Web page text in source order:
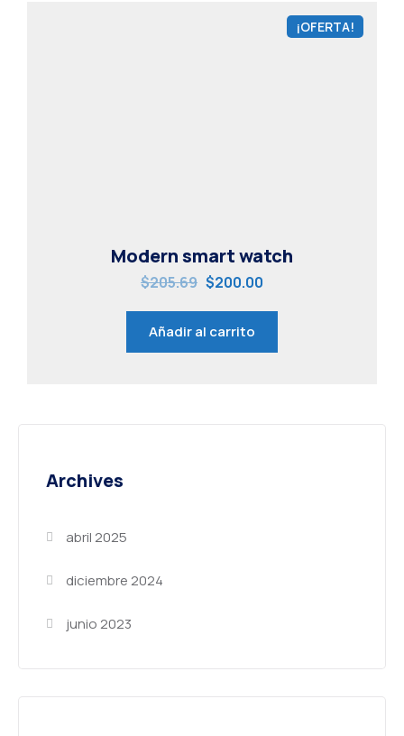
¡OFERTA!
Modern smart watch
$205.69 $200.00
Añadir al carrito
Archives
abril 2025
diciembre 2024
junio 2023